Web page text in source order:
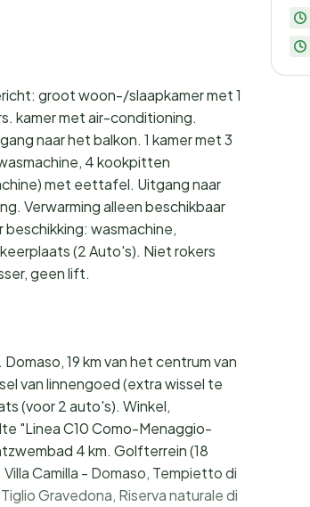
groot woon-/slaapkamer met 1
kamer met air-conditioning.
naar het balkon. 1 kamer met 3
4 kookpitten
met eettafel. Uitgang naar
Verwarming alleen beschikbaar
wasmachine,
(2 Auto's). Niet rokers
geen lift.
19 km van het centrum van
van linnengoed (extra wissel te
(voor 2 auto's). Winkel,
"Linea C10 Como-Menaggio-
4 km. Golfterrein (18
Camilla - Domaso, Tempietto di
Gravedona, Riserva naturale di